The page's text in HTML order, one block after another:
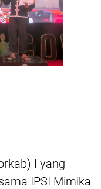
I yang
IPSI Mimika